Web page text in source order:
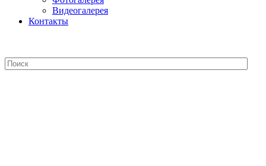
Видеогалерея
Контакты